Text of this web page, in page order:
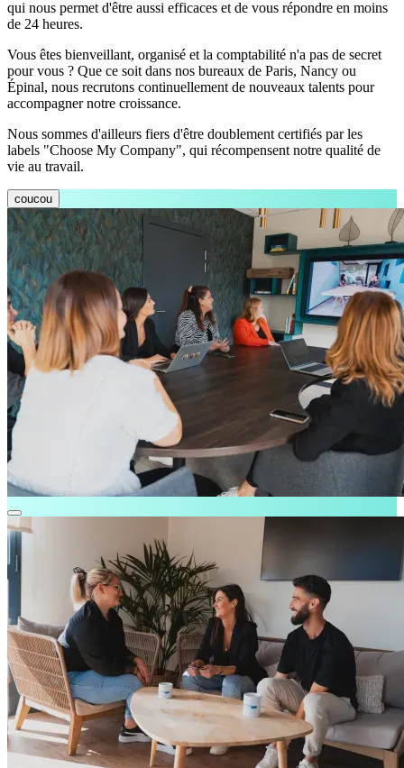
qui nous permet d'être aussi efficaces et de vous répondre en moins
de 24 heures.
Vous êtes bienveillant, organisé et la comptabilité n'a pas de secret
pour vous ? Que ce soit dans nos bureaux de Paris, Nancy ou
Épinal, nous recrutons continuellement de nouveaux talents pour
accompagner notre croissance.
Nous sommes d'ailleurs fiers d'être doublement certifiés par les
labels "Choose My Company", qui récompensent notre qualité de
vie au travail.
coucou